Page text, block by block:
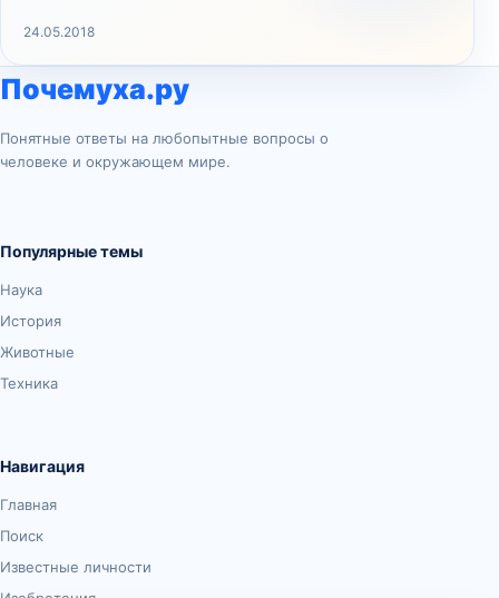
24.05.2018
Почемуха.ру
Понятные ответы на любопытные вопросы о
человеке и окружающем мире.
Популярные темы
Наука
История
Животные
Техника
Навигация
Главная
Поиск
Известные личности